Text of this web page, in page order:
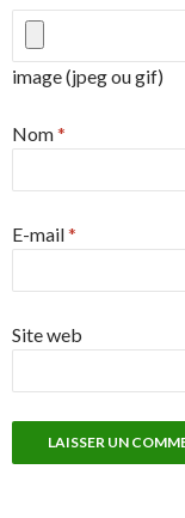
image (jpeg ou gif)
Nom*
E-mail*
Site web